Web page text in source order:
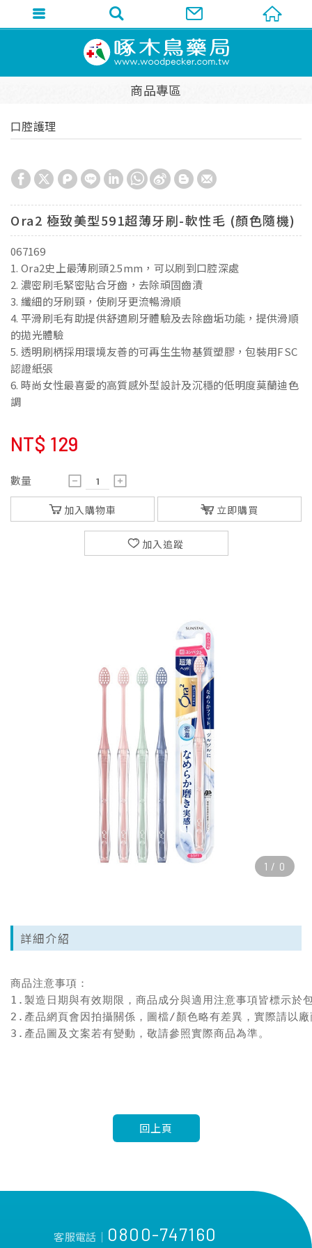
商品專區
口腔護理
Ora2 極致美型591超薄牙刷-軟性毛 (顏色隨機)
067169
1. Ora2史上最薄刷頭2.5mm，可以刷到口腔深處
2. 濃密刷毛緊密貼合牙齒，去除頑固齒漬
3. 纖細的牙刷頸，使刷牙更流暢滑順
4. 平滑刷毛有助提供舒適刷牙體驗及去除齒垢功能，提供滑順
的拋光體驗
5. 透明刷柄採用環境友善的可再生生物基質塑膠，包裝用FSC
認證紙張
6. 時尚女性最喜愛的高質感外型設計及沉穩的低明度莫蘭迪色
調
NT$ 129
數量
加入購物車 立即購買
加入追蹤
1 / 0
詳細介紹
商品注意事項：
1.製造日期與有效期限，商品成分與適用注意事項皆標示於
2.產品網頁會因拍攝關係，圖檔/顏色略有差異，實際請以
3.產品圖及文案若有變動，敬請參照實際商品為準。
回上頁
客服電話│ 0800-747160